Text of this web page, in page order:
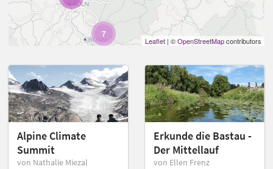
7
Leaflet | ©OpenStreetMapcontributors
Alpine Climate
Summit
von Nathalie Miezal
Erkunde die Bastau -
Der Mittellauf
von Ellen Frenz